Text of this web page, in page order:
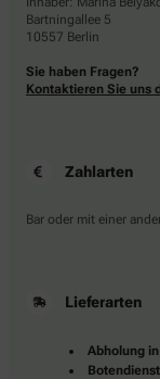
Bartningallee 5
10557 Berlin
Sie haben Fragen?
Kontaktieren Sie uns
Zahlarten
Bar oder mit einer
Lieferarten
Abholung